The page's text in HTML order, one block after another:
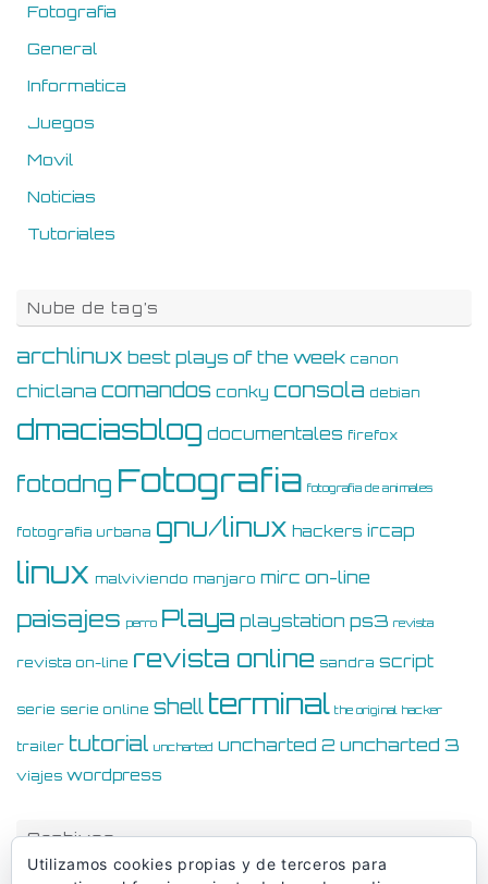
Fotografia
General
Informatica
Juegos
Movil
Noticias
Tutoriales
Nube de tag’s
archlinux best plays of the week canon
chiclana comandos conky consola debian
dmaciasblog documentales firefox
fotodng Fotografia fotografia de animales
fotografia urbana gnu/linux hackers ircap
linux malviviendo manjaro mirc on-line
paisajes perro Playa playstation ps3 revista
revista on-line revista online sandra script
serie serie online shell terminal the original hacker
trailer tutorial uncharted uncharted 2 uncharted 3
viajes wordpress
Archivos
Utilizamos cookies propias y de terceros para